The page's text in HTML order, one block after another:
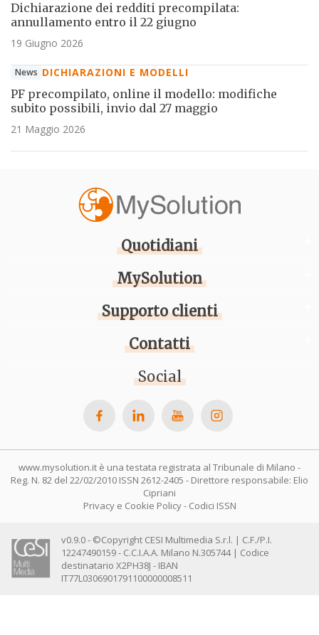
Dichiarazione dei redditi precompilata:
annullamento entro il 22 giugno
19 Giugno 2026
News DICHIARAZIONI E MODELLI
PF precompilato, online il modello: modifiche
subito possibili, invio dal 27 maggio
21 Maggio 2026
Quotidiani
MySolution
Supporto clienti
Contatti
Social
www.mysolution.it è una testata registrata al Tribunale di Milano -
Reg. N. 82 del 22/02/2010 ISSN 2612-2405 - Direttore responsabile: Elio
Cipriani
Privacy e Cookie Policy- Codici ISSN
v0.9.0 - ©Copyright CESI Multimedia S.r.l. | C.F./P.I.
12247490159 - C.C.I.A.A. Milano N.305744 | Codice
destinatario X2PH38J - IBAN
IT77L0306901791100000008511